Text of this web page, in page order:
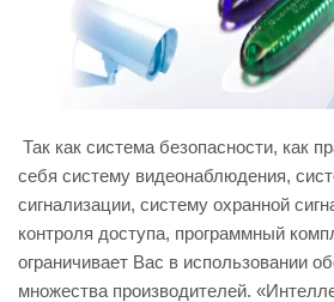
Так как система безопасности, как
себя систему видеонаблюдения,
сигнализации, систему охранной
контроля доступа, программный
ограничивает Вас в использовании
множества производителей.